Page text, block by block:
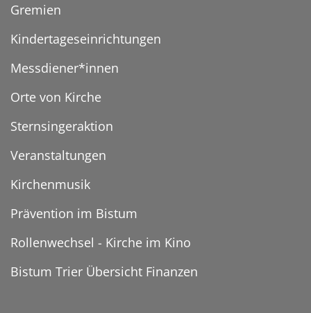
Gremien
Kindertageseinrichtungen
Messdiener*innen
Orte von Kirche
Sternsingeraktion
Veranstaltungen
Kirchenmusik
Prävention im Bistum
Rollenwechsel - Kirche im Kino
Bistum Trier Übersicht Finanzen